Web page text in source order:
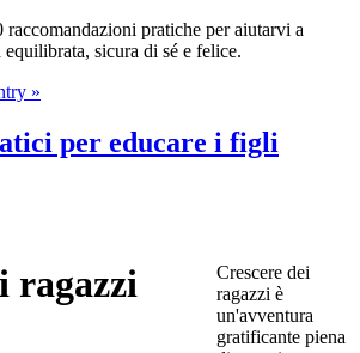
pratiche per aiutarvi a
sicura di sé e felice.
»
per educare i figli
Crescere dei
ragazzi è
un'avventura
gratificante piena